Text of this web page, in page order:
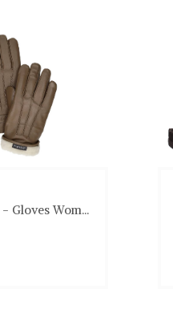
Gloves Wom...